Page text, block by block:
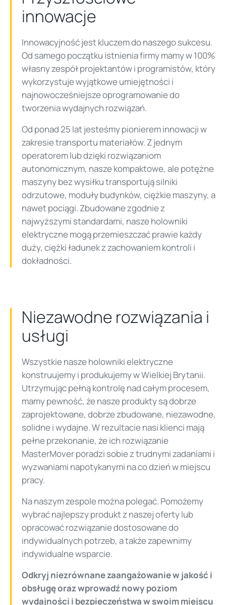
innowacje
Innowacyjność jest kluczem do naszego sukcesu.
Od samego początku istnienia firmy mamy w 100%
własny zespół projektantów i programistów, który
wykorzystuje wyjątkowe umiejętności i
najnowocześniejsze oprogramowanie do
tworzenia wydajnych rozwiązań.
Od ponad 25 lat jesteśmy pionierem innowacji w
zakresie transportu materiałów. Z jednym
operatorem lub dzięki rozwiązaniom
autonomicznym, nasze kompaktowe, ale potężne
maszyny bez wysiłku transportują silniki
odrzutowe, moduły budynków, ciężkie maszyny, a
nawet pociągi. Zbudowane zgodnie z
najwyższymi standardami, nasze holowniki
elektryczne mogą przemieszczać prawie każdy
duży, ciężki ładunek z zachowaniem kontroli i
dokładności.
Niezawodne rozwiązania i
usługi
Wszystkie nasze holowniki elektryczne
konstruujemy i produkujemy w Wielkiej Brytanii.
Utrzymując pełną kontrolę nad całym procesem,
mamy pewność, że nasze produkty są dobrze
zaprojektowane, dobrze zbudowane, niezawodne,
solidne i wydajne. W rezultacie nasi klienci mają
pełne przekonanie, że ich rozwiązanie
MasterMover poradzi sobie z trudnymi zadaniami i
wyzwaniami napotykanymi na co dzień w miejscu
pracy.
Na naszym zespole można polegać. Pomożemy
wybrać najlepszy produkt z naszej oferty lub
opracować rozwiązanie dostosowane do
indywidualnych potrzeb, a także zapewnimy
indywidualne wsparcie.
Odkryj niezrównane zaangażowanie w jakość i
obsługę oraz wprowadź nowy poziom
wydajności i bezpieczeństwa w swoim miejscu